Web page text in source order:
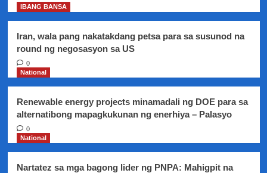
IBANG BANSA
Iran, wala pang nakatakdang petsa para sa susunod na
round ng negosasyon sa US
0
National
Renewable energy projects minamadali ng DOE para sa
alternatibong mapagkukunan ng enerhiya – Palasyo
0
National
Nartatez sa mga bagong lider ng PNPA: Mahigpit na